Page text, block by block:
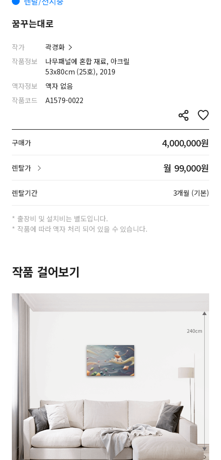
꿈꾸는대로
작가
곽경화
작품정보
나무패널에 혼합 재료, 아크릴
53x80cm (25호), 2019
액자정보
액자 없음
작품코드
A1579-0022
구매가 4,000,000원
렌탈가 월 99,000원
렌탈기간 3개월 (기본)
* 출장비 및 설치비는 별도입니다.
* 작품에 따라 액자 처리 되어 있을 수 있습니다.
작품 걸어보기